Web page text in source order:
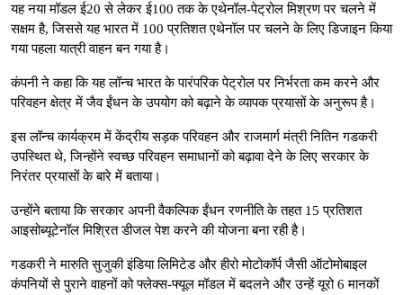
यह नया मॉडल ई20 से लेकर ई100 तक के एथेनॉल-पेट्रोल मिश्रण पर चलने में
सक्षम है, जिससे यह भारत में 100 प्रतिशत एथेनॉल पर चलने के लिए डिजाइन किया
गया पहला यात्री वाहन बन गया है।
कंपनी ने कहा कि यह लॉन्च भारत के पारंपरिक पेट्रोल पर निर्भरता कम करने और
परिवहन क्षेत्र में जैव ईंधन के उपयोग को बढ़ाने के व्यापक प्रयासों के अनुरूप है।
इस लॉन्च कार्यक्रम में केंद्रीय सड़क परिवहन और राजमार्ग मंत्री नितिन गडकरी
उपस्थित थे, जिन्होंने स्वच्छ परिवहन समाधानों को बढ़ावा देने के लिए सरकार के
निरंतर प्रयासों के बारे में बताया।
उन्होंने बताया कि सरकार अपनी वैकल्पिक ईंधन रणनीति के तहत 15 प्रतिशत
आइसोब्यूटेनॉल मिश्रित डीजल पेश करने की योजना बना रही है।
गडकरी ने मारुति सुजुकी इंडिया लिमिटेड और हीरो मोटोकॉर्प जैसी ऑटोमोबाइल
कंपनियों से पुराने वाहनों को फ्लेक्स-फ्यूल मॉडल में बदलने और उन्हें यूरो 6 मानकों